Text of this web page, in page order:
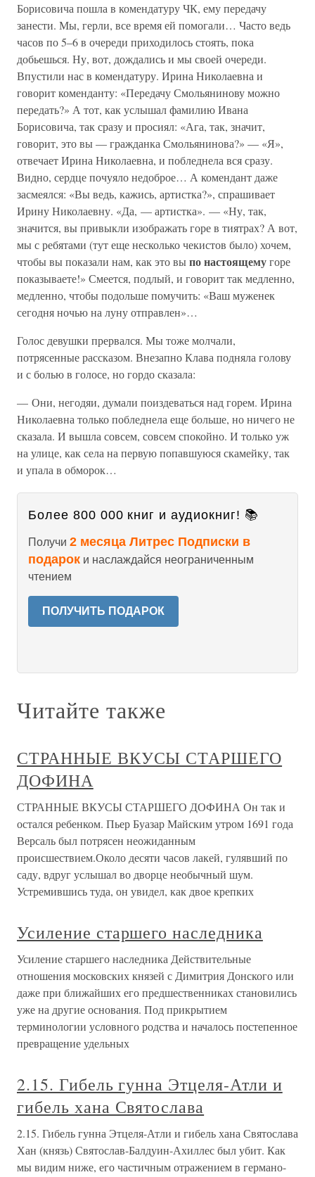
Борисовича пошла в комендатуру ЧК, ему передачу
занести. Мы, герли, все время ей помогали… Часто ведь
часов по 5–6 в очереди приходилось стоять, пока
добьешься. Ну, вот, дождались и мы своей очереди.
Впустили нас в комендатуру. Ирина Николаевна и
говорит коменданту: «Передачу Смольянинову можно
передать?» А тот, как услышал фамилию Ивана
Борисовича, так сразу и просиял: «Ага, так, значит,
говорит, это вы — гражданка Смольянинова?» — «Я»,
отвечает Ирина Николаевна, и побледнела вся сразу.
Видно, сердце почуяло недоброе… А комендант даже
засмеялся: «Вы ведь, кажись, артистка?», спрашивает
Ирину Николаевну. «Да, — артистка». — «Ну, так,
значится, вы привыкли изображать горе в тиятрах? А вот,
мы с ребятами (тут еще несколько чекистов было) хочем,
чтобы вы показали нам, как это выпо настоящемугоре
показываете!» Смеется, подлый, и говорит так медленно,
медленно, чтобы подольше помучить: «Ваш муженек
сегодня ночью на луну отправлен»…
Голос девушки прервался. Мы тоже молчали,
потрясенные рассказом. Внезапно Клава подняла голову
и с болью в голосе, но гордо сказала:
— Они, негодяи, думали поиздеваться над горем. Ирина
Николаевна только побледнела еще больше, но ничего не
сказала. И вышла совсем, совсем спокойно. И только уж
на улице, как села на первую попавшуюся скамейку, так
и упала в обморок…
Более 800 000 книг и аудиокниг! 📚
Получи 2 месяца Литрес Подписки в
подарок и наслаждайся неограниченным
чтением
ПОЛУЧИТЬ ПОДАРОК
Читайте также
СТРАННЫЕ ВКУСЫ СТАРШЕГО
ДОФИНА
СТРАННЫЕ ВКУСЫ СТАРШЕГО ДОФИНА Он так и
остался ребенком. Пьер Буазар Майским утром 1691 года
Версаль был потрясен неожиданным
происшествием.Около десяти часов лакей, гулявший по
саду, вдруг услышал во дворце необычный шум.
Устремившись туда, он увидел, как двое крепких
Усиление старшего наследника
Усиление старшего наследника Действительные
отношения московских князей с Димитрия Донского или
даже при ближайших его предшественниках становились
уже на другие основания. Под прикрытием
терминологии условного родства и началось постепенное
превращение удельных
2.15. Гибель гунна Этцеля-Атли и
гибель хана Святослава
2.15. Гибель гунна Этцеля-Атли и гибель хана Святослава
Хан (князь) Святослав-Балдуин-Ахиллес был убит. Как
мы видим ниже, его частичным отражением в германо-